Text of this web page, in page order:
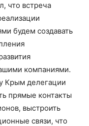
что встреча
будем создавать
компаниями.
Крым делегации
прямые контакты
выстроить
связи, что